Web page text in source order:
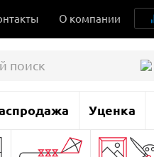
О компании
Уценка